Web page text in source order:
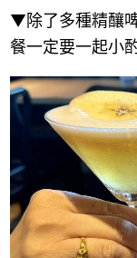
▼除了多種精釀
餐一定要一起小